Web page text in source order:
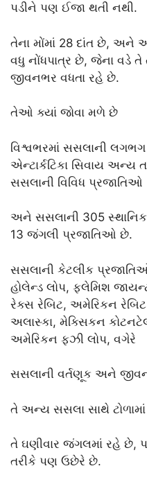
પડીને પણ ઈજા થતી નથી.
તેના મોંમાં 28 દાંત છે, અને
વધુ નોંધપાત્ર છે, જેના વડે તે
જીવનભર વધતા રહે છે.
તેઓ ક્યાં જોવા મળે છે
વિશ્વભરમાં સસલાની
એન્ટાર્કટિકા સિવાય અન્ય
સસલાની વિવિધ પ્રજાતિઓ
અને સસલાની 305
13 જંગલી પ્રજાતિઓ છે.
સસલાની કેટલીક
હોલેન્ડ લોપ, ફ્લેમિશ
રેક્સ રેબિટ, અમેરિકન રેબિટ
અલાસ્કા, મેક્સિકન
અમેરિકન ફઝી લોપ, વગેરે
સસલાની વર્તણૂક અને
તે અન્ય સસલા સાથે
તે ઘણીવાર જંગલમાં રહે છે,
તરીકે પણ ઉછેરે છે.